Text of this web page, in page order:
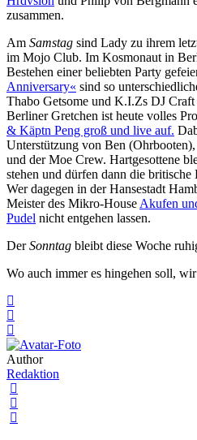
zusammen.
Am Samstag sind Lady zu ihrem
im Mojo Club. Im Kosmonaut in
Bestehen einer beliebten Party
Anniversary« sind so
Thabo Getsome und K.I.Zs DJ
Berliner Gretchen ist heute volles
& Käptn Peng groß und live auf.
Unterstützung von Ben
und der Moe Crew. Hartgesottene
stehen und dürfen dann die britische
Wer dagegen in der Hansestadt
Meister des Mikro-House Akufen
Pudel nicht entgehen lassen.
DerSonntag bleibt diese Woche
Wo auch immer es hingehen soll,
Author
Redaktion